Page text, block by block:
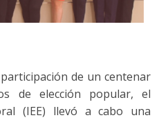
de un centenar
de elección popular, el
(IEE) llevó a cabo una